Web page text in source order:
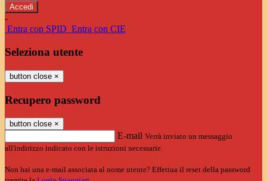
-
Entra con SPID Entra con CIE
Seleziona utente
button close ×
Recupero password
button close ×
E-mail Verrà inviato un messaggio
all'indirizzo indicato con le istruzioni necessarie.
Non hai una e-mail associata al nome utente? Effettua il reset della password